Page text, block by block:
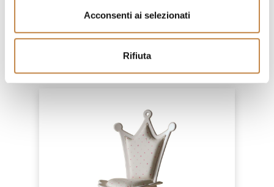
Acconsenti ai selezionati
Rifiuta
ALICE P
byVolpi